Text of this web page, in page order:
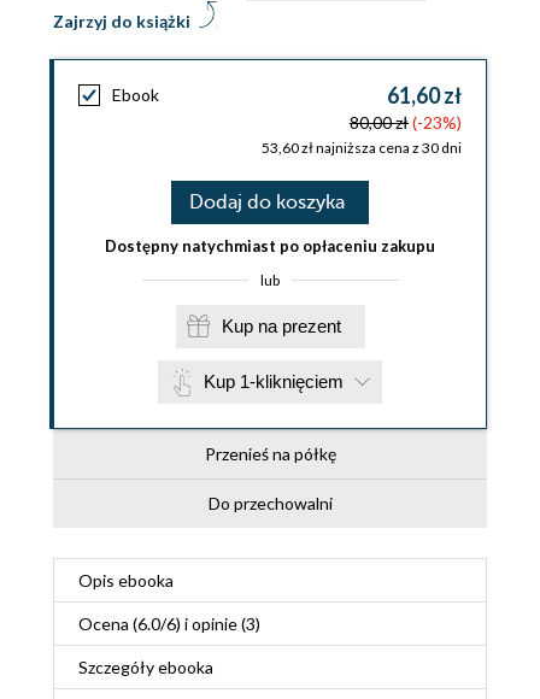
Zajrzyj do książki
Ebook 61,60 zł
80,00 zł(-23%)
53,60 zł najniższa cena z 30 dni
Dodaj do koszyka
Dostępny natychmiast po opłaceniu zakupu
lub
Kup na prezent
Kup 1-kliknięciem
Przenieś na półkę
Do przechowalni
Opis ebooka
Ocena (6.0/6) i opinie (3)
Szczegółyebooka